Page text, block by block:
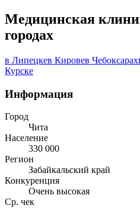
Медицинская
городах
в Липецкев Кировев Чебоксарах
Курске
Информация
Город
Чита
Население
330 000
Регион
Забайкальский край
Конкуренция
Очень высокая
Ср. чек